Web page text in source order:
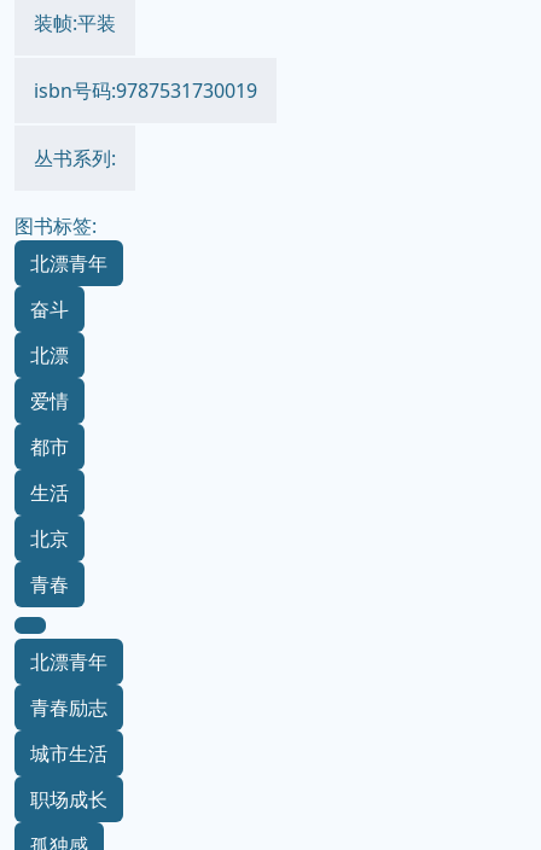
装帧:平装
isbn号码:9787531730019
丛书系列:
图书标签:
北漂青年
奋斗
北漂
爱情
都市
生活
北京
青春
北漂青年
青春励志
城市生活
职场成长